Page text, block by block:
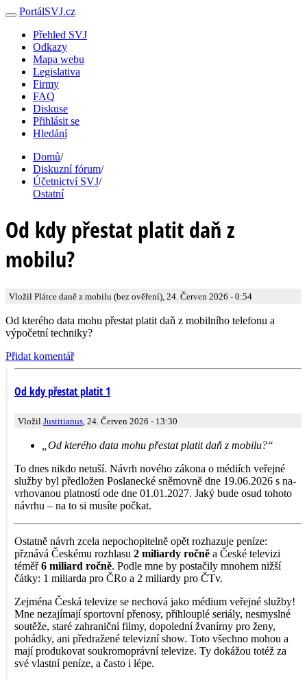
PortálSVJ.cz
Přehled SVJ
Odkazy
Mapa webu
Legislativa
Firmy
FAQ
Diskuse
Přihlásit se
Hledání
Domů/
Diskuzní fórum/
Účetnictví SVJ/
Ostatní
Od kdy přestat platit daň z
mobilu?
Vložil Plátce daně z mobilu (bez ověření), 24. Červen 2026 - 0:54
Od kterého data mohu přestat platit daň z mobilního telefonu a
výpočetní techniky?
Přidat komentář
Od kdy přestat platit 1
Vložil Justitianus, 24. Červen 2026 - 13:30
„Od kterého data mohu přestat platit daň z mobilu?“
To dnes nikdo netuší. Návrh nového zákona o médiích veřejné
služby byl předložen Poslanecké sněmovně dne 19.06.2026 s na­
vrhovanou platností ode dne 01.01.2027. Jaký bude osud tohoto
návrhu – na to si musíte počkat.
Ostatně návrh zcela nepochopitelně opět rozhazuje peníze:
přznává Českému rozhlasu 2 miliardy ročně a České televizi
téměř6 miliard ročně. Podle mne by postačily mnohem nižší
čátky: 1 miliarda pro ČRo a 2 miliardy pro ČTv.
Zejména Česká televize se nechová jako médium veřejné služby!
Mne nezajímají sportovní přenosy, přihlouplé seriály, nesmyslné
soutěže, staré zahraniční filmy, dopolední žvanírny pro ženy,
pohádky, ani předražené televizní show. Toto všechno mohou a
mají produkovat soukromoprávní televize. Ty dokážou totéž za
své vlastní peníze, a často i lépe.